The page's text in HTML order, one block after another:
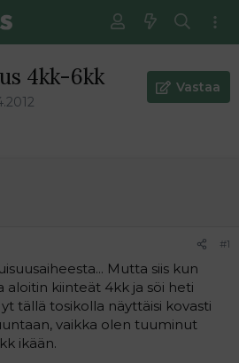
4kk-6kk Vastaa
#1
Mutta siis kun
aloitin kiinteät 4kk ja söi heti
tällä tosikolla näyttäisi kovasti
vaikka olen tuuminut
ikään.